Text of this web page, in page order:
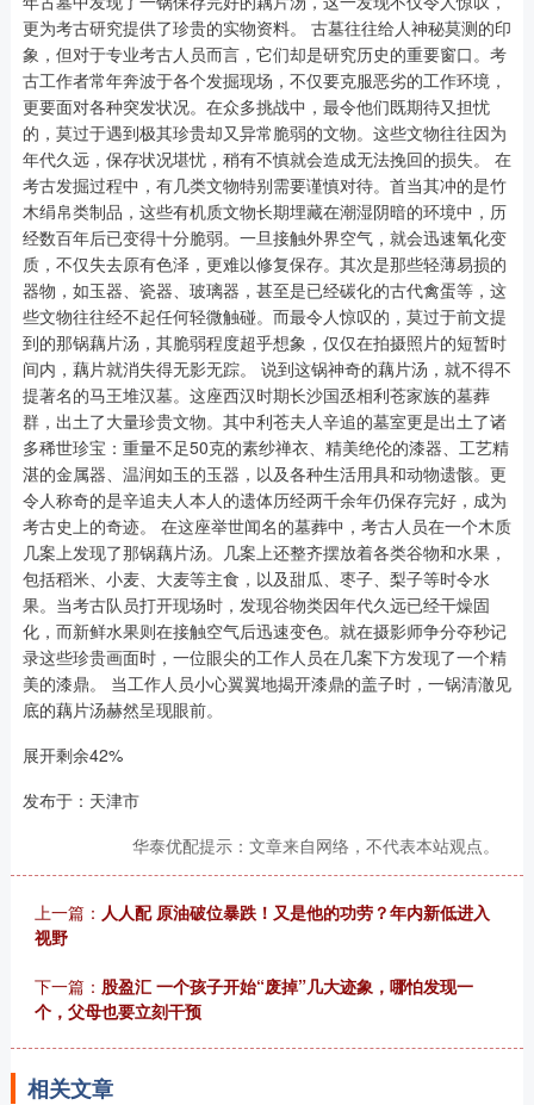
更为考古研究提供了珍贵的实物资料。 古墓往往给人神秘莫测的印
象，但对于专业考古人员而言，它们却是研究历史的重要窗口。考
古工作者常年奔波于各个发掘现场，不仅要克服恶劣的工作环境，
更要面对各种突发状况。在众多挑战中，最令他们既期待又担忧
的，莫过于遇到极其珍贵却又异常脆弱的文物。这些文物往往因为
年代久远，保存状况堪忧，稍有不慎就会造成无法挽回的损失。 在
考古发掘过程中，有几类文物特别需要谨慎对待。首当其冲的是竹
木绢帛类制品，这些有机质文物长期埋藏在潮湿阴暗的环境中，历
经数百年后已变得十分脆弱。一旦接触外界空气，就会迅速氧化变
质，不仅失去原有色泽，更难以修复保存。其次是那些轻薄易损的
器物，如玉器、瓷器、玻璃器，甚至是已经碳化的古代禽蛋等，这
些文物往往经不起任何轻微触碰。而最令人惊叹的，莫过于前文提
到的那锅藕片汤，其脆弱程度超乎想象，仅仅在拍摄照片的短暂时
间内，藕片就消失得无影无踪。 说到这锅神奇的藕片汤，就不得不
提著名的马王堆汉墓。这座西汉时期长沙国丞相利苍家族的墓葬
群，出土了大量珍贵文物。其中利苍夫人辛追的墓室更是出土了诸
多稀世珍宝：重量不足50克的素纱禅衣、精美绝伦的漆器、工艺精
湛的金属器、温润如玉的玉器，以及各种生活用具和动物遗骸。更
令人称奇的是辛追夫人本人的遗体历经两千余年仍保存完好，成为
考古史上的奇迹。 在这座举世闻名的墓葬中，考古人员在一个木质
几案上发现了那锅藕片汤。几案上还整齐摆放着各类谷物和水果，
包括稻米、小麦、大麦等主食，以及甜瓜、枣子、梨子等时令水
果。当考古队员打开现场时，发现谷物类因年代久远已经干燥固
化，而新鲜水果则在接触空气后迅速变色。就在摄影师争分夺秒记
录这些珍贵画面时，一位眼尖的工作人员在几案下方发现了一个精
美的漆鼎。 当工作人员小心翼翼地揭开漆鼎的盖子时，一锅清澈见
底的藕片汤赫然呈现眼前。
展开剩余42%
发布于：天津市
华泰优配提示：文章来自网络，不代表本站观点。
上一篇： 人人配 原油破位暴跌！又是他的功劳？年内新低进入
视野
下一篇： 股盈汇 一个孩子开始“废掉”几大迹象，哪怕发现一
个，父母也要立刻干预
相关文章